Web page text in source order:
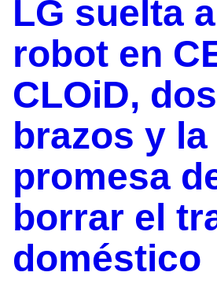
LG suelta
robot en
CLOiD, dos
brazos y la
promesa
borrar el
doméstico